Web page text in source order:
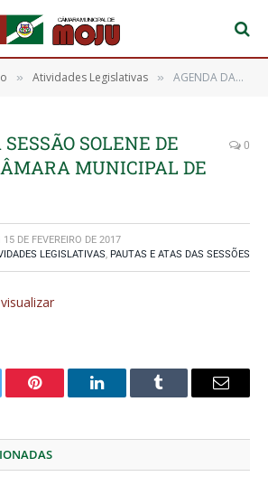
» Atividades Legislativas » AGENDA DA SESSÃO SOLENE DE INÍCIO DA CÂMARA MUNICIPAL DE MOJU
SOLENE DE
MUNICIPAL DE
0
15 DE FEVEREIRO DE 2017
LEGISLATIVAS, PAUTAS E ATAS DAS SESSÕES
Pinterest O
Tumblr
E-